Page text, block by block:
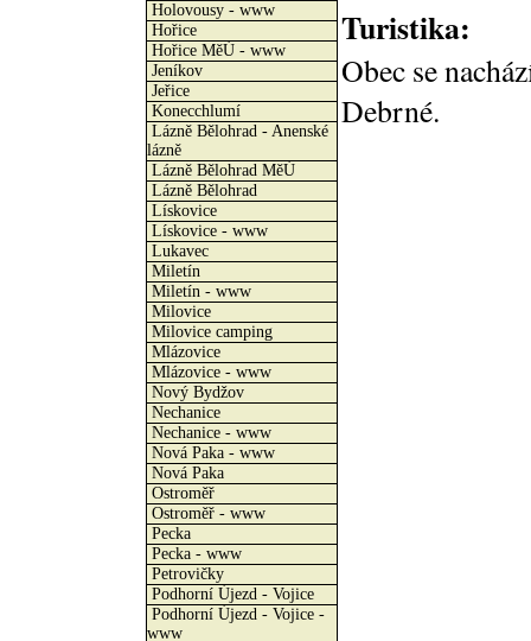
Holovousy - www
Hořice
Hořice MěÚ - www
Jeníkov
Jeřice
Konecchlumí
Lázně Bělohrad - Anenské
lázně
Lázně Bělohrad MěÚ
Lázně Bělohrad
Lískovice
Lískovice - www
Lukavec
Miletín
Miletín - www
Milovice
Milovice camping
Mlázovice
Mlázovice - www
Nový Bydžov
Nechanice
Nechanice - www
Nová Paka - www
Nová Paka
Ostroměř
Ostroměř - www
Pecka
Pecka - www
Petrovičky
Podhorní Újezd - Vojice
Podhorní Újezd - Vojice -
www
Turistika:
Obec se
Debrné.